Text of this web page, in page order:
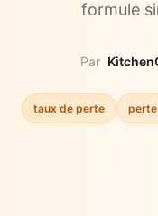
formule
Par
taux de perte